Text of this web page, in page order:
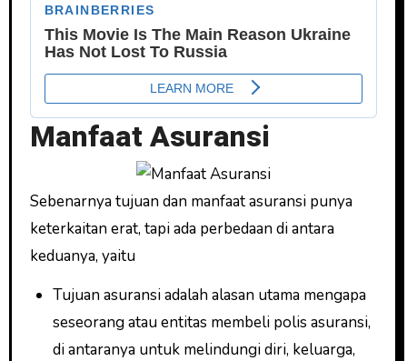
Manfaat Asuransi
Sebenarnya tujuan dan manfaat asuransi punya
keterkaitan erat, tapi ada perbedaan di antara
keduanya, yaitu
Tujuan asuransi adalah alasan utama mengapa
seseorang atau entitas membeli polis asuransi,
di antaranya untuk melindungi diri, keluarga,